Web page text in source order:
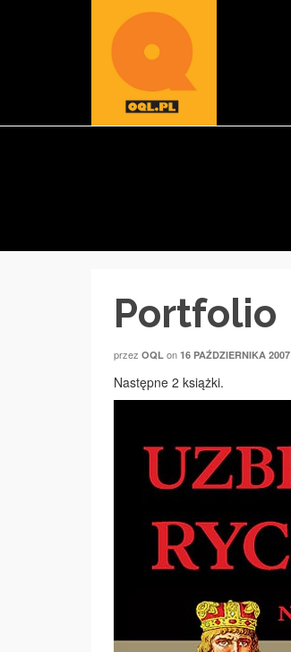
Portfolio
przez OQL on 16 PAŹDZIERNIKA 2007
Następne 2 książki.